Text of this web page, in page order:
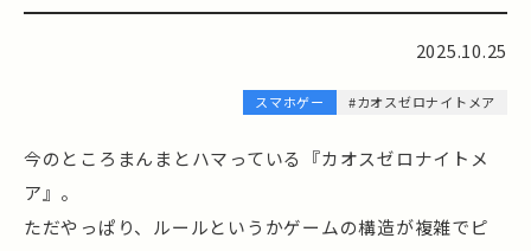
2025.10.25
スマホゲー #カオスゼロナイトメア
今のところまんまとハマっている『カオスゼロナイトメ
ア』。
ただやっぱり、ルールというかゲームの構造が複雑でピ